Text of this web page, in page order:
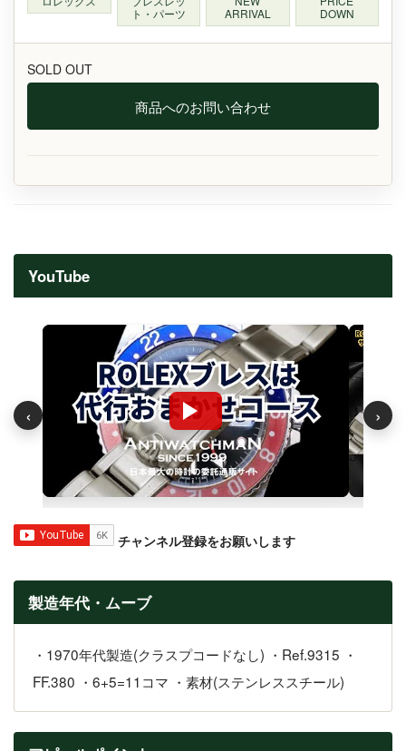
ト・パーツ
ARRIVAL
DOWN
SOLD OUT
商品へのお問い合わせ
YouTube
‹ ›
チャンネル登録をお願いします
製造年代・ムーブ
・1970年代製造(クラスプコードなし) ・Ref.9315 ・
FF.380 ・6+5=11コマ ・素材(ステンレススチール)